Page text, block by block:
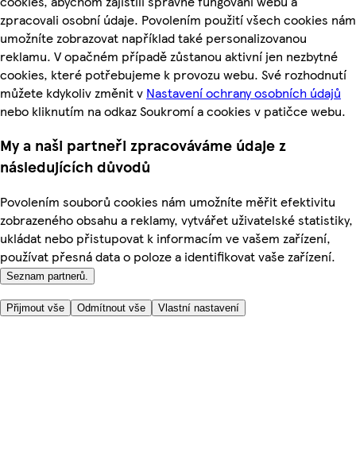
zpracovali osobní údaje. Povolením použití všech cookies nám
umožníte zobrazovat například také personalizovanou
reklamu. V opačném případě zůstanou aktivní jen nezbytné
cookies, které potřebujeme k provozu webu. Své rozhodnutí
můžete kdykoliv změnit v Nastavení ochrany osobních údajů
nebo kliknutím na odkaz Soukromí a cookies v patičce webu.
My a naši partneři zpracováváme údaje z
následujících důvodů
Povolením souborů cookies nám umožníte měřit efektivitu
zobrazeného obsahu a reklamy, vytvářet uživatelské statistiky,
ukládat nebo přistupovat k informacím ve vašem zařízení,
používat přesná data o poloze a identifikovat vaše zařízení.
Seznam partnerů.
Přijmout vše Odmítnout vše Vlastní nastavení